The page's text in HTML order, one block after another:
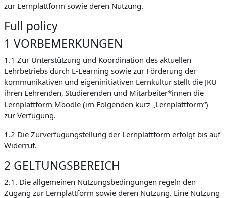
zur Lernplattform sowie deren Nutzung.
Full policy
1 VORBEMERKUNGEN
1.1 Zur Unterstützung und Koordination des aktuellen
Lehrbetriebs durch E-Learning sowie zur Förderung der
kommunikativen und eigeninitiativen Lernkultur stellt die JKU
ihren Lehrenden, Studierenden und Mitarbeiter*innen die
Lernplattform Moodle (im Folgenden kurz „Lernplattform“)
zur Verfügung.
1.2 Die Zurverfügungstellung der Lernplattform erfolgt bis auf
Widerruf.
2 GELTUNGSBEREICH
2.1. Die allgemeinen Nutzungsbedingungen regeln den
Zugang zur Lernplattform sowie deren Nutzung. Eine Nutzung